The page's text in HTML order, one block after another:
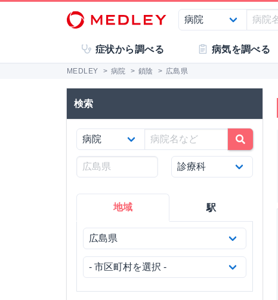
症状から調べる 病気を調べる
MEDLEY > 病院 > 鎖陰 > 広島県
検索
地域 駅